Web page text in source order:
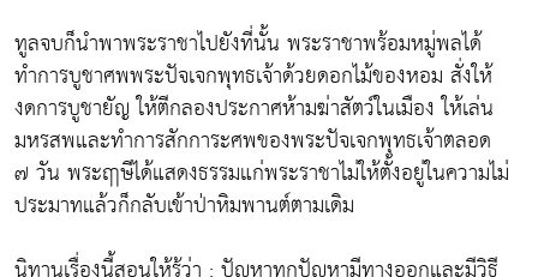
ทูลจบก็นำพาพระราชาไปยังที่นั้น พระราชาพร้อมหมู่พลได้
ทำการบูชาศพพระปัจเจกพุทธเจ้าด้วยดอกไม้ของหอม สั่งให้
งดการบูชายัญ ให้ตีกลองประกาศห้ามฆ่าสัตว์ในเมือง ให้เล่น
มหรสพและทำการสักการะศพของพระปัจเจกพุทธเจ้าตลอด
๗ วัน พระฤๅษีได้แสดงธรรมแก่พระราชาไม่ให้ตั้งอยู่ในความไม่
ประมาทแล้วก็กลับเข้าป่าหิมพานต์ตามเดิม